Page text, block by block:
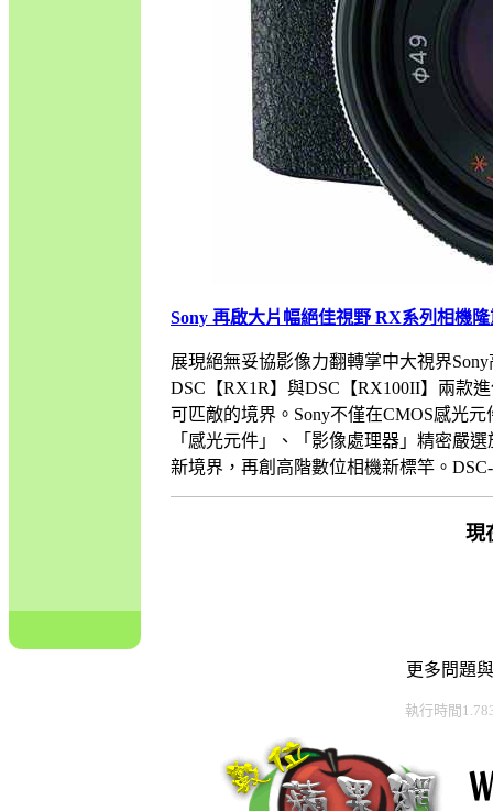
Sony 再啟大片幅絕佳視野 RX系列相機
展現絕無妥協影像力翻轉掌中大視界
DSC【RX1R】與DSC【RX100II】兩款
可匹敵的境界。Sony不僅在CMOS感光
「感光元件」、「影像處理器」精密嚴
新境界，再創高階數位相機新標竿。
現
更多問題
執行時間